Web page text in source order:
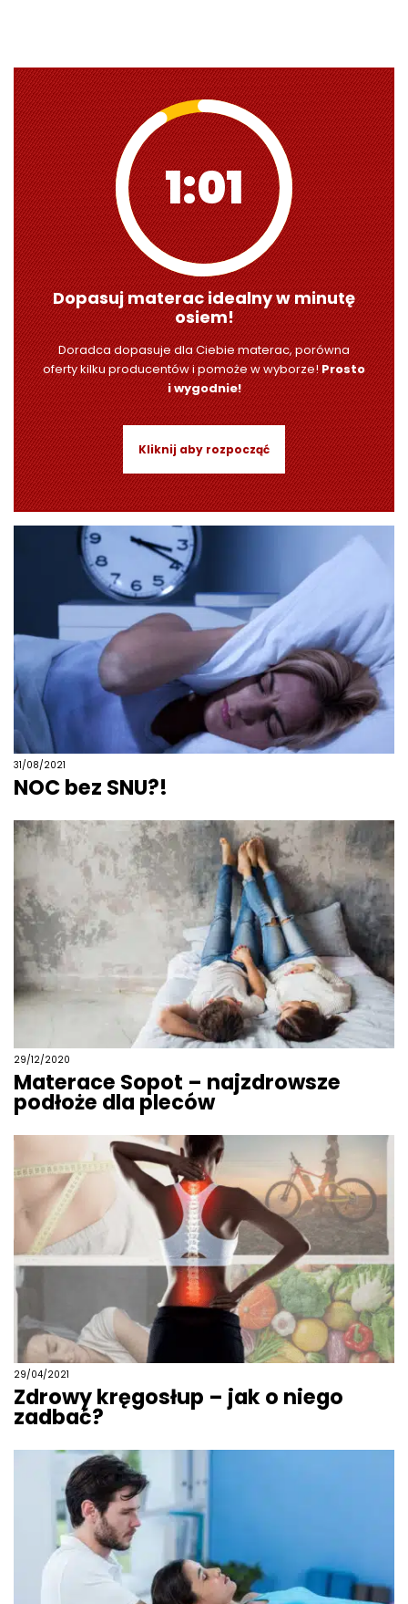
1:00
Dopasuj materac idealny w minutę
osiem!
Doradca dopasuje dla Ciebie materac, porówna
oferty kilku producentów i pomoże w wyborze!Prosto
i wygodnie!
Kliknij aby rozpocząć
31/08/2021
NOC bez SNU?!
29/12/2020
Materace Sopot – najzdrowsze
podłoże dla pleców
29/04/2021
Zdrowy kręgosłup – jak o niego
zadbać?